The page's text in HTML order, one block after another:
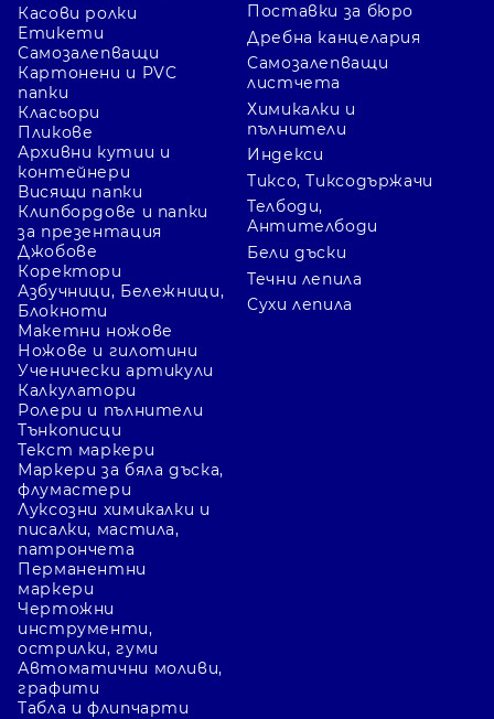
Касови ролки
Етикети
Самозалепващи
Картонени и PVC
папки
Класьори
Пликове
Архивни кутии и
контейнери
Висящи папки
Клипбордове и папки
за презентация
Джобове
Коректори
Азбучници, Бележници,
Блокноти
Поставки за бюро
Дребна канцелария
Самозалепващи
листчета
Химикалки и
пълнители
Индекси
Тиксо, Тиксодържачи
Телбоди,
Антителбоди
Бели дъски
Течни лепила
Сухи лепила
Макетни ножове
Ножове и гилотини
Ученически артикули
Калкулатори
Ролери и пълнители
Тънкописци
Текст маркери
Маркери за бяла дъска,
флумастери
Луксозни химикалки и
писалки, мастила,
патрончета
Перманентни
маркери
Чертожни
инструменти,
острилки, гуми
Автоматични моливи,
графити
Табла и флипчарти